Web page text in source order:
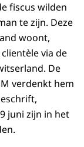
fiscus wilden
te zijn. Deze
woont,
via de
De
verdenkt hem
juni zijn in het